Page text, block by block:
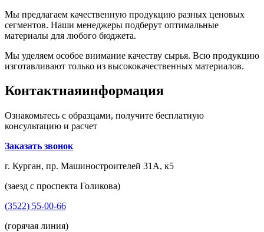
Мы предлагаем качественную продукцию разных ценовых
сегментов. Наши менеджеры подберут оптимальные
материалы для любого бюджета.
Мы уделяем особое внимание качеству сырья. Всю продукцию
изготавливают только из высококачественных материалов.
Контактнаяинформация
Ознакомьтесь с образцами, получите бесплатную
консультацию и расчет
Заказать звонок
г. Курган, пр. Машиностроителей 31А, к5
(заезд с проспекта Голикова)
(3522) 55-00-66
(горячая линия)